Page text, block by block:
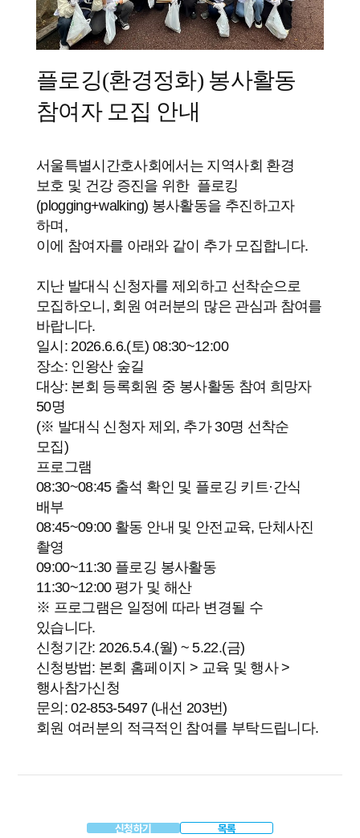
플로깅(환경정화) 봉사활동
참여자 모집 안내
서울특별시간호사회에서는 지역사회 환경
보호 및 건강 증진을 위한 플로킹
(plogging+walking) 봉사활동을 추진하고자
하며,
이에 참여자를 아래와 같이 추가 모집합니다.
지난 발대식 신청자를 제외하고 선착순으로
모집하오니, 회원 여러분의 많은 관심과 참여를
바랍니다.
일시 : 2026.6.6.(토) 08:30~12:00
장소: 인왕산 숲길
대상: 본회 등록회원 중 봉사활동 참여 희망자
50명
(※ 발대식 신청자 제외, 추가 30명 선착순
모집)
프로그램
08:30~08:45 출석 확인 및 플로깅 키트·간식
배부
08:45~09:00 활동 안내 및 안전교육, 단체사진
촬영
09:00~11:30 플로깅 봉사활동
11:30~12:00 평가 및 해산
※ 프로그램은 일정에 따라 변경될 수
있습니다.
신청기간: 2026.5.4.(월) ~ 5.22.(금)
신청방법: 본회 홈페이지 > 교육 및 행사 >
행사참가신청
문의 : 02-853-5497 (내선 203번)
회원 여러분의 적극적인 참여를 부탁드립니다.
신청하기 목록